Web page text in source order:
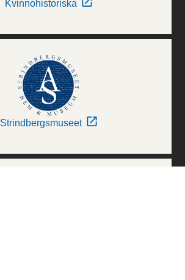
Kvinnohistoriska
Strindbergsmuseet